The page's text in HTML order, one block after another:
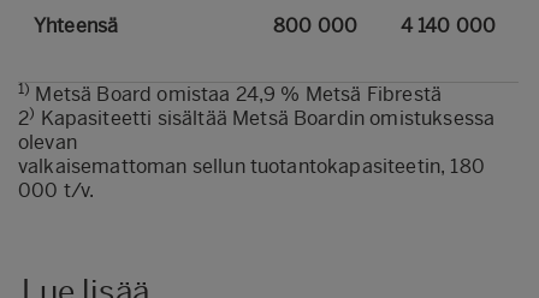
Yhteensä 800 000 4 140 000
1) Metsä Board omistaa 24,9 % Metsä Fibrestä
2) Kapasiteetti sisältää Metsä Boardin omistuksessa
olevan
valkaisemattoman sellun tuotantokapasiteetin, 180
000 t/v.